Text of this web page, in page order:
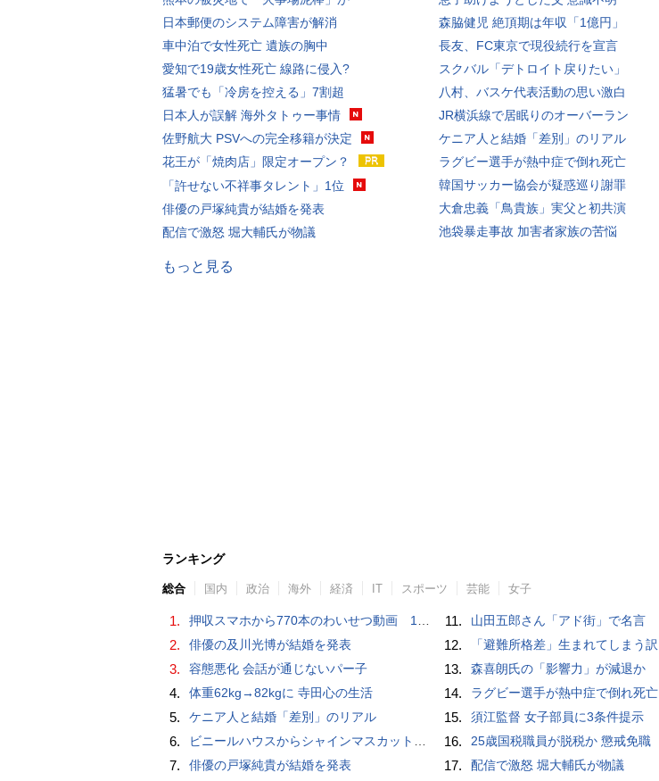
日本郵便のシステム障害が解消
車中泊で女性死亡 遺族の胸中
愛知で19歳女性死亡 線路に侵入?
猛暑でも「冷房を控える」7割超
日本人が誤解 海外タトゥー事情
佐野航大 PSVへの完全移籍が決定
花王が「焼肉店」限定オープン？
「許せない不祥事タレント」1位
俳優の戸塚純貴が結婚を発表
配信で激怒 堀大輔氏が物議
森脇健児 絶頂期は年収「1億円」
長友、FC東京で現役続行を宣言
スクバル「デトロイト戻りたい」
八村、バスケ代表活動の思い激白
JR横浜線で居眠りのオーバーラン
ケニア人と結婚「差別」のリアル
ラグビー選手が熱中症で倒れ死亡
韓国サッカー協会が疑惑巡り謝罪
大倉忠義「鳥貴族」実父と初共演
池袋暴走事故 加害者家族の苦悩
もっと見る
ランキング
総合 国内 政治 海外 経済 IT スポーツ 芸能 女子
1. 押収スマホから770本のわいせつ動画 15歳少女に酒と薬飲ませ性的暴行か 54歳男を再逮捕 「薬もありますよ」とSNSで誘い出し
2. 俳優の及川光博が結婚を発表
3. 容態悪化 会話が通じないパー子
4. 体重62kg→82kgに 寺田心の生活
5. ケニア人と結婚「差別」のリアル
6. ビニールハウスからシャインマスカット約200房を盗んだ疑い ネットで販売か 無職の男（42）逮捕 岡山県警
7. 俳優の戸塚純貴が結婚を発表
11. 山田五郎さん「アド街」で名言
12. 「避難所格差」生まれてしまう訳
13. 森喜朗氏の「影響力」が減退か
14. ラグビー選手が熱中症で倒れ死亡
15. 須江監督 女子部員に3条件提示
16. 25歳国税職員が脱税か 懲戒免職
17. 配信で激怒 堀大輔氏が物議